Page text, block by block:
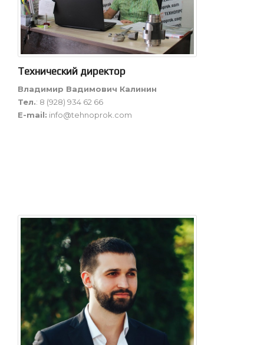
Технический директор
Владимир Вадимович Калинин
Тел.: 8 (928) 934 62 66
E-mail: info@tehnoprok.com